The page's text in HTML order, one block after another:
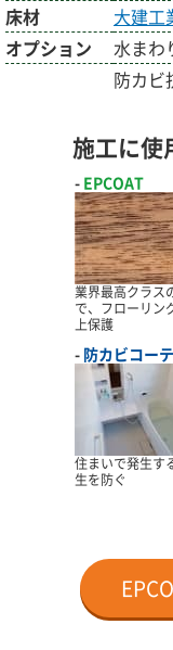
床材
大建工
オプション
水まわ
防カビ
施工に使
EPCOAT
業界最高クラス
で、フローリン
上保護
防カビコー
住まいで発生す
生を防ぐ